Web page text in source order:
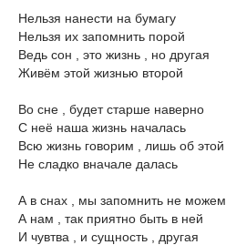
Нельзя нанести на бумагу
Нельзя их запомнить порой
Ведь сон , это жизнь , но другая
Живём этой жизнью второй
Во сне , будет старше наверно
С неё наша жизнь началась
Всю жизнь говорим , лишь об этой
Не сладко вначале далась
А в снах , мы запомнить не можем
А нам , так приятно быть в ней
И чувтва , и сущность , другая